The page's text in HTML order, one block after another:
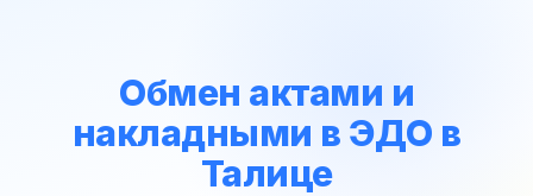
Обмен актами и
накладными в ЭДО в
Талице